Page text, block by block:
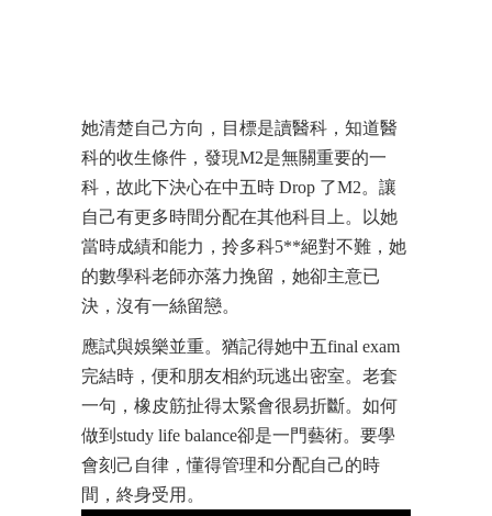
她清楚自己方向，目標是讀醫科，知道醫
科的收生條件，發現M2是無關重要的一
科，故此下決心在中五時 Drop 了M2。讓
自己有更多時間分配在其他科目上。以她
當時成績和能力，拎多科5**絕對不難，她
的數學科老師亦落力挽留，她卻主意已
決，沒有一絲留戀。
應試與娛樂並重。猶記得她中五final exam
完結時，便和朋友相約玩逃出密室。老套
一句，橡皮筋扯得太緊會很易折斷。如何
做到study life balance卻是一門藝術。要學
會刻己自律，懂得管理和分配自己的時
間，終身受用。